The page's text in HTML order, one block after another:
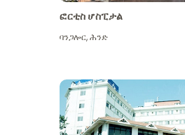
ፎርቲስ ሆስፒታል
ባንጋሎር,ሕንድ